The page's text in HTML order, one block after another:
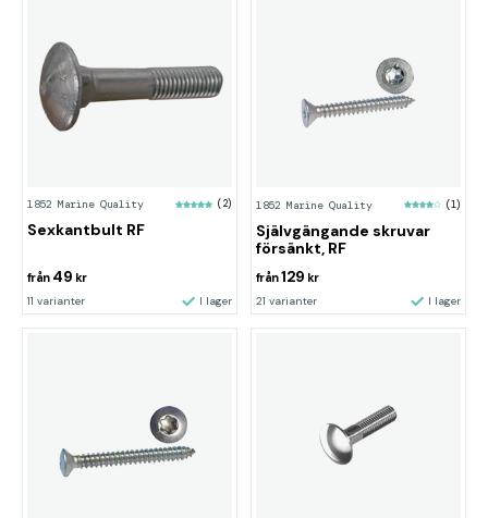
1852 Marine Quality (2)
Sexkantbult RF
från 49 kr
11 varianter I lager
1852 Marine Quality (1)
Självgängande skruvar
försänkt, RF
från129 kr
21 varianter I lager